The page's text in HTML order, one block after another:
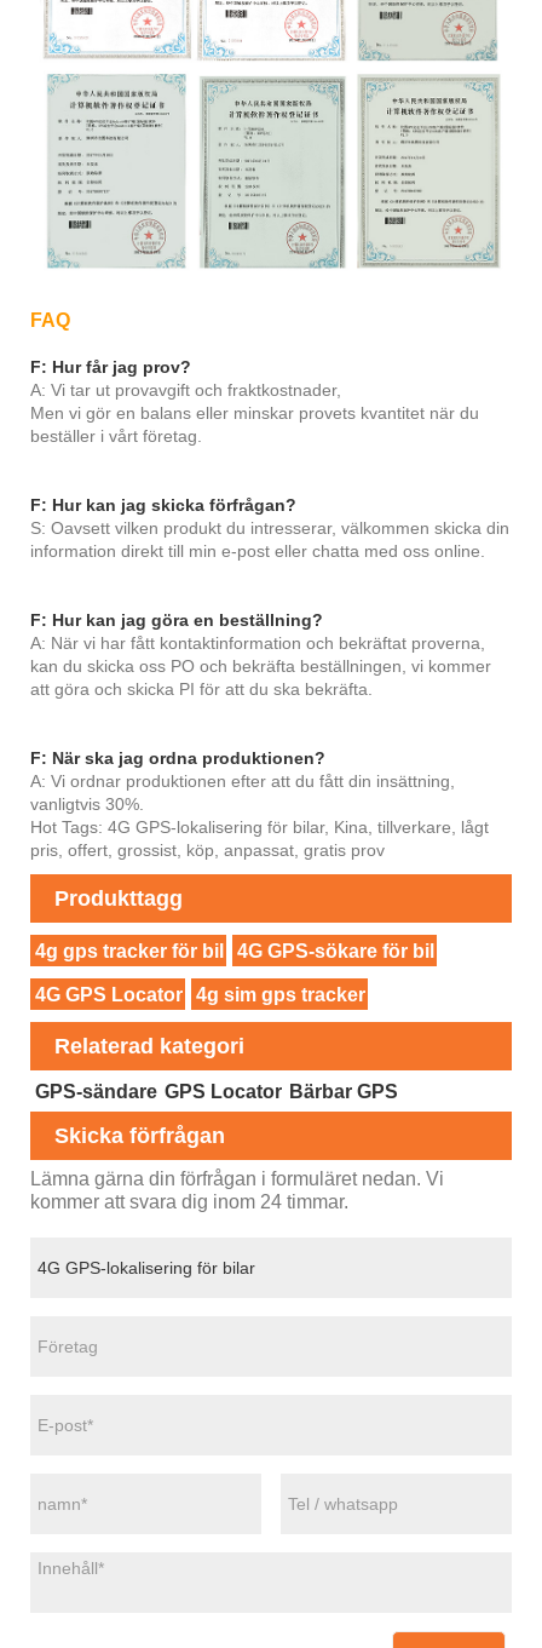
FAQ
F: Hur får jag prov?
A: Vi tar ut provavgift och fraktkostnader,
Men vi gör en balans eller minskar provets kvantitet när du
beställer i vårt företag.
F: Hur kan jag skicka förfrågan?
S: Oavsett vilken produkt du intresserar, välkommen skicka din
information direkt till min e-post eller chatta med oss ​​online.
F: Hur kan jag göra en beställning?
A: När vi har fått kontaktinformation och bekräftat proverna,
kan du skicka oss PO och bekräfta beställningen, vi kommer
att göra och skicka PI för att du ska bekräfta.
F: När ska jag ordna produktionen?
A: Vi ordnar produktionen efter att du fått din insättning,
vanligtvis 30%.
Hot Tags: 4G GPS-lokalisering för bilar, Kina, tillverkare, lågt
pris, offert, grossist, köp, anpassat, gratis prov
Produkttagg
4g gps tracker för bil 4G GPS-sökare för bil
4G GPS Locator 4g sim gps tracker
Relaterad kategori
GPS-sändare GPS Locator Bärbar GPS
Skicka förfrågan
Lämna gärna din förfrågan i formuläret nedan. Vi
kommer att svara dig inom 24 timmar.